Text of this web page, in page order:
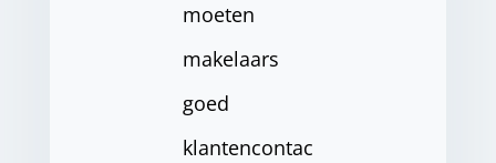
moeten
makelaars
goed
klantencontac